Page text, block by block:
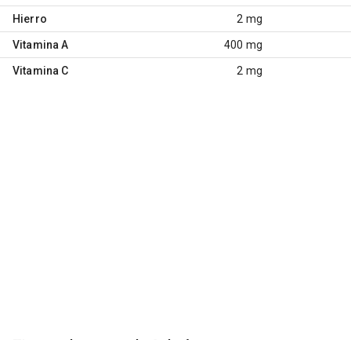
Hierro 2 mg
Vitamina A 400 mg
Vitamina C 2 mg